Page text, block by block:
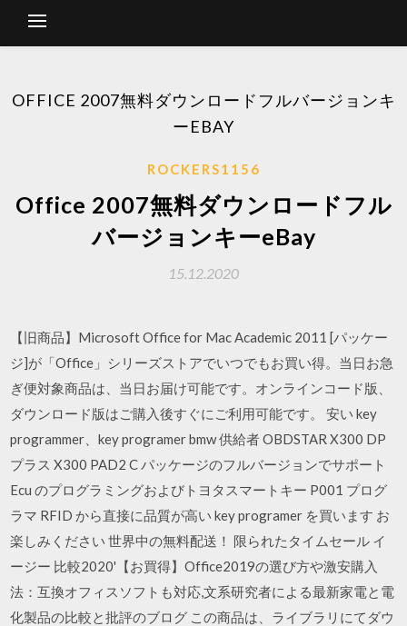
OFFICE 2007無料ダウンロードフルバージョンキ
ーEBAY
ROCKERS1156
Office 2007無料ダウンロードフル
バージョンキーeBay
15.12.2020
【旧商品】Microsoft Office for Mac Academic 2011 [パッケー
ジ]が「Office」シリーズストアでいつでもお買い得。当日お急
ぎ便対象商品は、当日お届け可能です。オンラインコード版、
ダウンロード版はご購入後すぐにご利用可能です。 安い key
programmer、key programer bmw 供給者 OBDSTAR X300 DP
プラス X300 PAD2 C パッケージのフルバージョンでサポート
Ecu のプログラミングおよびトヨタスマートキー P001 プログ
ラマ RFID から直接に品質が高い key programer を買います お
楽しみください 世界中の無料配送！ 限られたタイムセール イ
ージー 比較2020'【お買得】Office2019の選び方や激安購入
法：互換オフィスソフトも対応,文系研究者による最新家電と電
化製品の比較と批評のブログ この商品は、ライブラリにてダウ